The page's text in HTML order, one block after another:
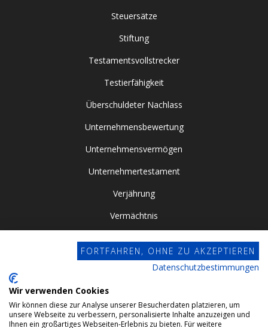
Steuersätze
Stiftung
Testamentsvollstrecker
Testierfähigkeit
Überschuldeter Nachlass
Unternehmensbewertung
Unternehmensvermögen
Unternehmertestament
Verjährung
Vermächtnis
Vorsorgevollmacht
Datenschutz
FORTFAHREN, OHNE ZU AKZEPTIEREN
Datenschutzbestimmungen
Wir verwenden Cookies
Wir können diese zur Analyse unserer Besucherdaten platzieren, um
unsere Webseite zu verbessern, personalisierte Inhalte anzuzeigen und
Ihnen ein großartiges Webseiten-Erlebnis zu bieten. Für weitere